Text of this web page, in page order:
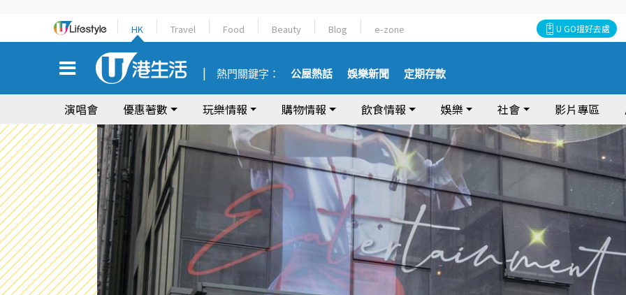
HK Travel Food Beauty Blog e-zone U GO搵好去處
熱門關鍵字： 公屋熱話 娛樂新聞 定期存款
演唱會 優惠著數 玩樂情報 購物情報 飲食情報 娛樂 社會 影片專區